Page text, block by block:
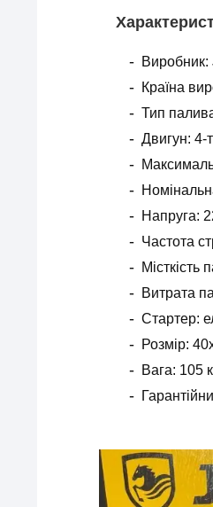
Виробник:
Країна
Тип
Двигун: 4-
Напруга:
Частота
Місткість
Витрата
Стартер:
Розмір:
Вага: 105